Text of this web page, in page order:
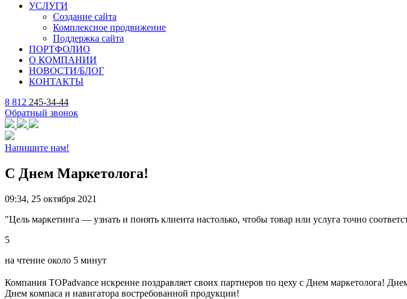
УСЛУГИ
Создание сайта
Комплексное продвижение
Поддержка сайта
ПОРТФОЛИО
О КОМПАНИИ
НОВОСТИ/БЛОГ
КОНТАКТЫ
8 812 245-34-44
Обратный звонок
Напишите нам!
С Днем Маркетолога!
09:34, 25 октября 2021
"Цель маркетинга — узнать и понять клиента настолько, чтобы товар или услуга точно
5
на чтение около 5 минут
Компания TOPadvance искренне поздравляет своих партнеров по цеху с Днем маркетолога!
Днем компаса и навигатора востребованной продукции!